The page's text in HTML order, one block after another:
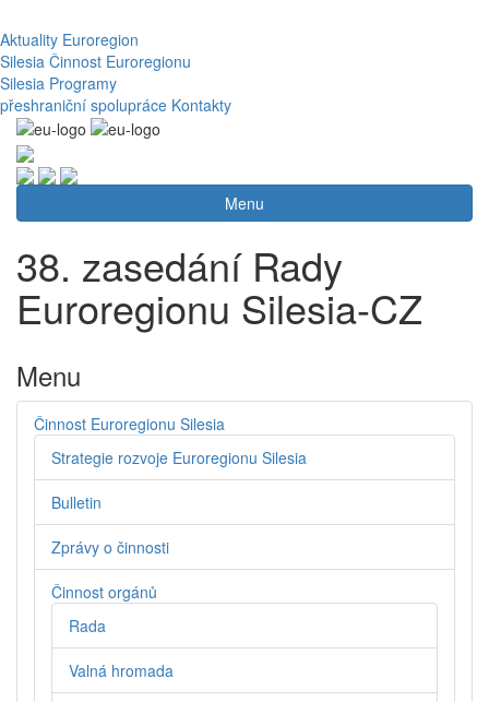
Aktuality Euroregion
Silesia Činnost Euroregionu
Silesia Programy
přeshraniční spolupráce Kontakty
Menu
38. zasedání Rady
Euroregionu Silesia-CZ
Menu
Činnost Euroregionu Silesia
Strategie rozvoje Euroregionu Silesia
Bulletin
Zprávy o činnosti
Činnost orgánů
Rada
Valná hromada